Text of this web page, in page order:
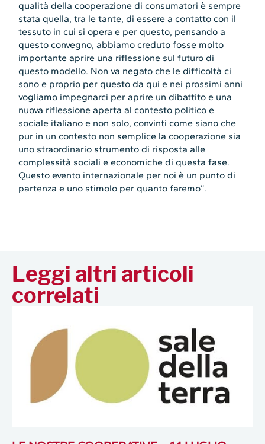
qualità della cooperazione di consumatori è sempre
stata quella, tra le tante, di essere a contatto con il
tessuto in cui si opera e per questo, pensando a
questo convegno, abbiamo creduto fosse molto
importante aprire una riflessione sul futuro di
questo modello. Non va negato che le difficoltà ci
sono e proprio per questo da qui e nei prossimi anni
vogliamo impegnarci per aprire un dibattito e una
nuova riflessione aperta al contesto politico e
sociale italiano e non solo, convinti come siano che
pur in un contesto non semplice la cooperazione sia
uno straordinario strumento di risposta alle
complessità sociali e economiche di questa fase.
Questo evento internazionale per noi è un punto di
partenza e uno stimolo per quanto faremo”.
Leggi altri articoli
correlati